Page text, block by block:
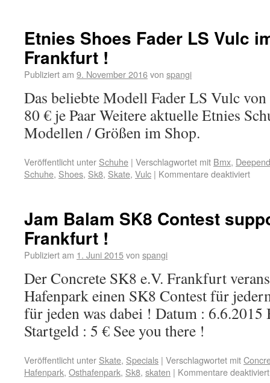
Etnies Shoes Fader LS Vulc
Frankfurt !
Publiziert am 9. November 2016von spangi
Das beliebte Modell Fader LS Vulc von
80 € je Paar Weitere aktuelle Etnies
Modellen / Größen im Shop.
Veröffentlicht unter Schuhe | Verschlagwortet mit Bmx,
Schuhe, Shoes, Sk8, Skate, Vulc | Kommentare deaktiviert
Jam Balam SK8 Contest
Frankfurt !
Publiziert am 1. Juni 2015von spangi
Der Concrete SK8 e.V. Frankfurt
Hafenpark einen SK8 Contest für
für jeden was dabei ! Datum :
Startgeld : 5 € See you there !
Veröffentlicht unter Skate, Specials | Verschlagwortet mit
Hafenpark, Osthafenpark, Sk8, skaten | Kommentare deaktiviert